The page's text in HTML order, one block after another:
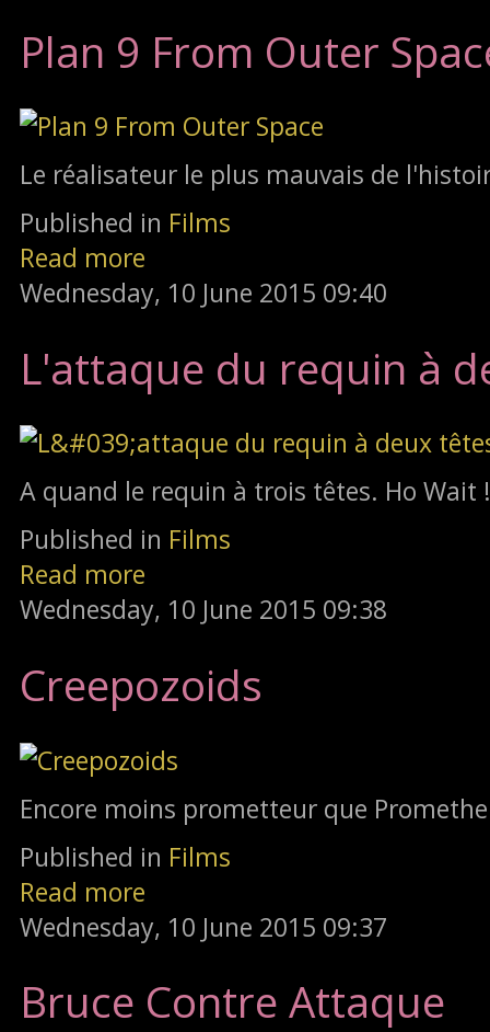
Plan 9 From Outer
Le réalisateur le plus mauvais de
Published in Films
Read more
Wednesday, 10 June 2015 09:40
L'attaque du requin à
A quand le requin à trois têtes. Ho Wait !
Published in Films
Read more
Wednesday, 10 June 2015 09:38
Creepozoids
Encore moins prometteur que
Published in Films
Read more
Wednesday, 10 June 2015 09:37
Bruce Contre Attaque